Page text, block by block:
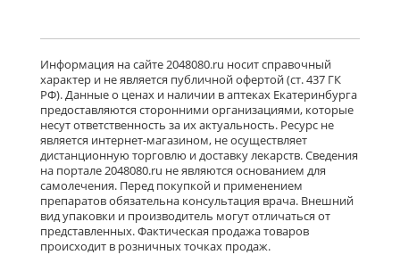
Гленцет (таблетки покрытые
пленочной оболочкой 5 мг N10)
Гленмарк Дженерикс Лимитед -
Индия
Нет в аптеках города
Гленцет (таблетки покрытые
пленочной оболочкой 5 мг N14)
Гленмарк Дженерикс Лимитед -
Индия
Нет в аптеках города
Информация на сайте 2048080.ru носит справочный
характер и не является публичной офертой (ст. 437 ГК
РФ). Данные о ценах и наличии в аптеках Екатеринбурга
предоставляются сторонними организациями, которые
несут ответственность за их актуальность. Ресурс не
является интернет-магазином, не осуществляет
дистанционную торговлю и доставку лекарств. Сведения
на портале 2048080.ru не являются основанием для
самолечения. Перед покупкой и применением
препаратов обязательна консультация врача. Внешний
вид упаковки и производитель могут отличаться от
представленных. Фактическая продажа товаров
происходит в розничных точках продаж.